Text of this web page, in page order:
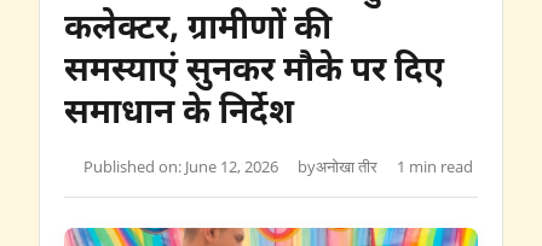
कलेक्टर, ग्रामीणों की
समस्याएं सुनकर मौके पर दिए
समाधान के निर्देश
Published on: June 12, 2026 byअनोखा तीर 1 min read